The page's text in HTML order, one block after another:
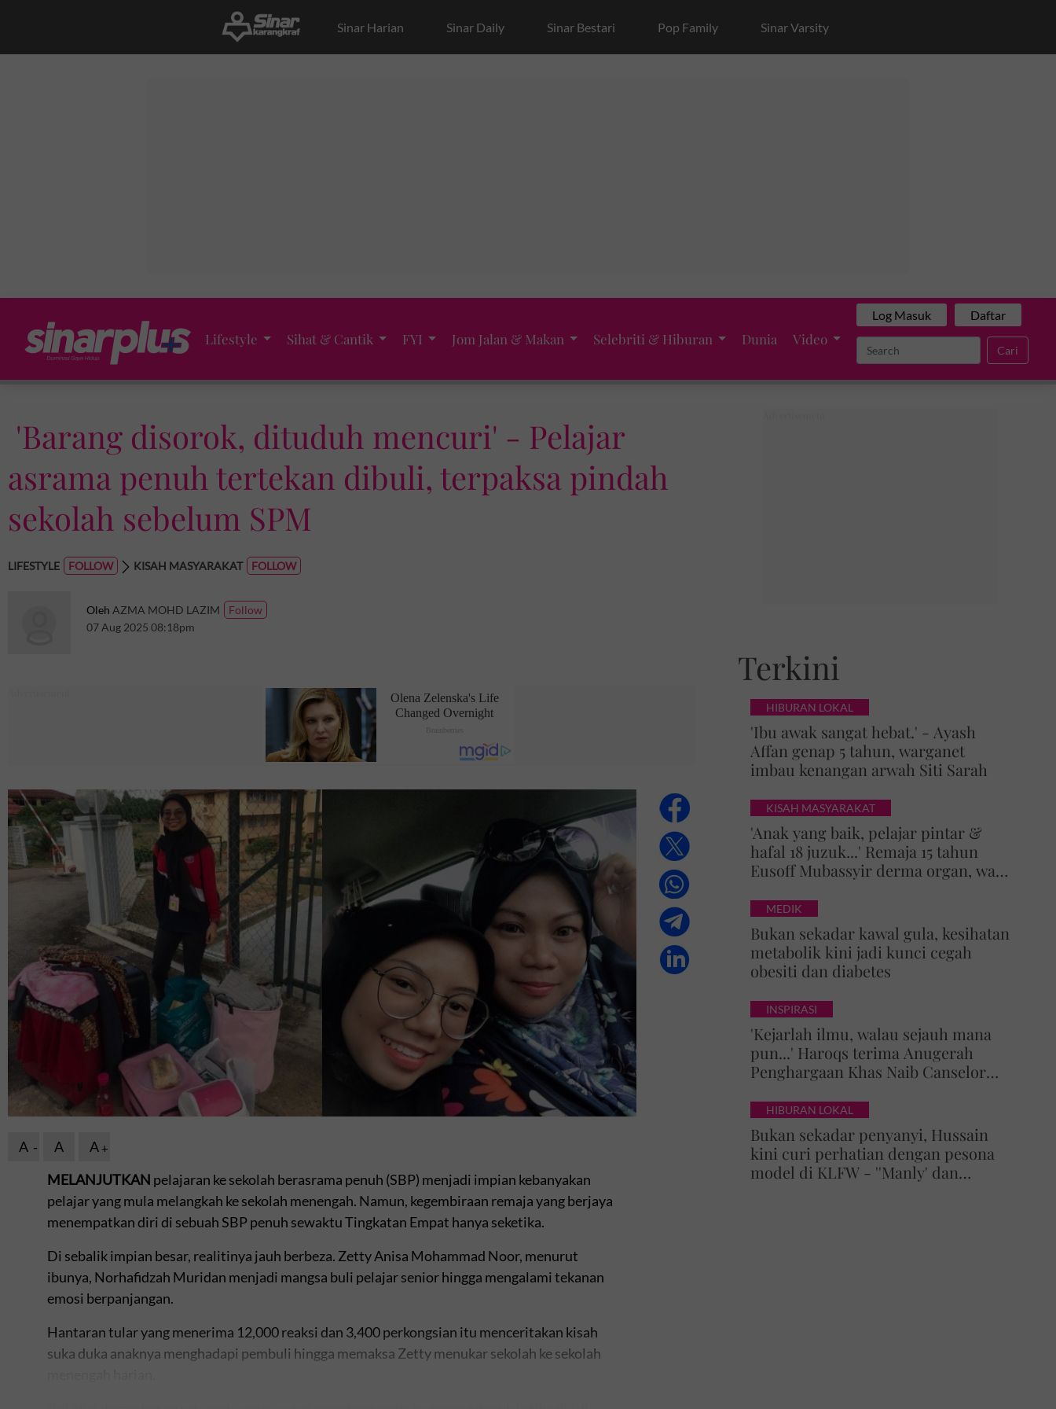
Sinar Harian Sinar Daily Sinar Bestari Pop Family Sinar Varsity
Lifestyle Sihat & Cantik FYI Jom Jalan & Makan Selebriti & Hiburan Dunia Video
Log Masuk Daftar
Cari
'Barang disorok, dituduh mencuri' - Pelajar
asrama penuh tertekan dibuli, terpaksa pindah
sekolah sebelum SPM
LIFESTYLE KISAH MASYARAKAT
Oleh AZMA MOHD LAZIM
07 Aug 2025 08:18pm
A A
A
MELANJUTKAN pelajaran ke sekolah berasrama penuh (SBP) menjadi impian kebanyakan
pelajar yang mula melangkah ke sekolah menengah. Namun, kegembiraan remaja yang berjaya
menempatkan diri di sebuah SBP penuh sewaktu Tingkatan Empat hanya seketika.
Di sebalik impian besar, realitinya jauh berbeza. Zetty Anisa Mohammad Noor, menurut
ibunya, Norhafidzah Muridan menjadi mangsa buli pelajar senior hingga mengalami tekanan
emosi berpanjangan.
Hantaran tular yang menerima 12,000 reaksi dan 3,400 perkongsian itu menceritakan kisah
suka duka anaknya menghadapi pembuli hingga memaksa Zetty menukar sekolah ke sekolah
Terkini
HIBURAN LOKAL
'Ibu awak sangat hebat.' - Ayash
Affan genap 5 tahun, warganet
imbau kenangan arwah Siti Sarah
KISAH MASYARAKAT
'Anak yang baik, pelajar pintar &
hafal 18 juzuk...' Remaja 15 tahun
Eusoff Mubassyir derma organ, walk
MEDIK
Bukan sekadar kawal gula, kesihatan
metabolik kini jadi kunci cegah
obesiti dan diabetes
INSPIRASI
'Kejarlah ilmu, walau sejauh mana
pun...' Haroqs terima Anugerah
Penghargaan Khas Naib Canselor
HIBURAN LOKAL
Bukan sekadar penyanyi, Hussain
kini curi perhatian dengan pesona
model di KLFW - ''Manly' dan